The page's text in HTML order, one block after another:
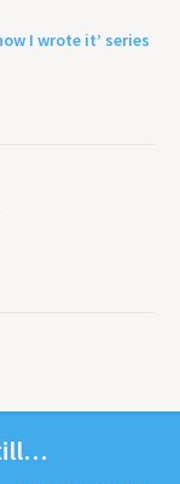
I wrote it’ series